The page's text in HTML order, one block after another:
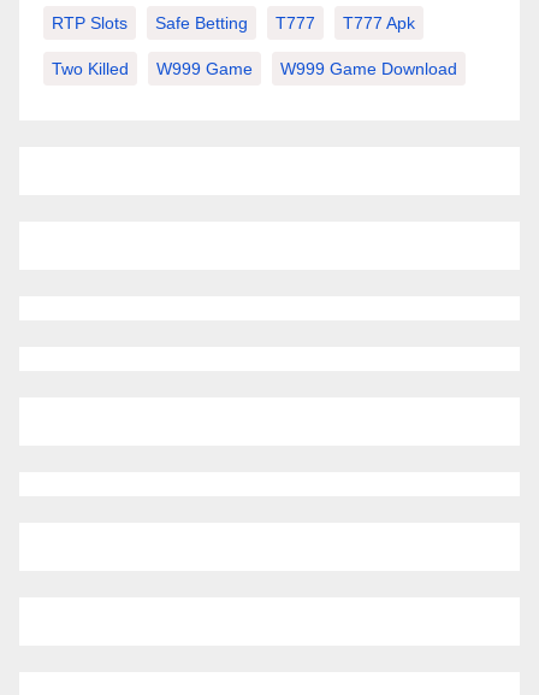
RTP Slots Safe Betting T777 T777 Apk
Two Killed W999 Game W999 Game Download